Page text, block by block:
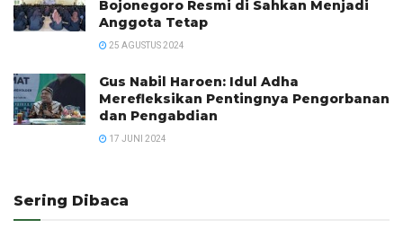
Bojonegoro Resmi di Sahkan Menjadi
Anggota Tetap
25 AGUSTUS 2024
Gus Nabil Haroen: Idul Adha
Merefleksikan Pentingnya Pengorbanan
dan Pengabdian
17 JUNI 2024
Sering Dibaca